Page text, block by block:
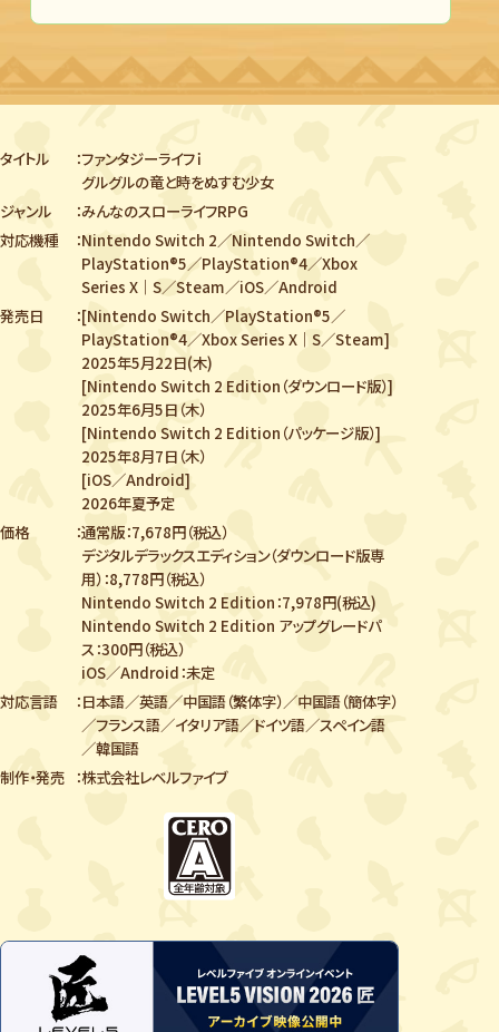
タイトル
ファンタジーライフｉ
グルグルの竜と時をぬすむ少女
ジャンル
みんなのスローライフRPG
対応機種
Nintendo Switch 2／Nintendo Switch／
PlayStation®5／PlayStation®4／Xbox
Series X｜S／Steam／iOS／Android
発売日
[Nintendo Switch／PlayStation®5／
PlayStation®4／Xbox Series X｜S／Steam]
2025年5月22日(木)
[Nintendo Switch 2 Edition（ダウンロード版）]
2025年6月5日（木）
[Nintendo Switch 2 Edition（パッケージ版）]
2025年8月7日（木）
[iOS／Android]
2026年夏予定
価格
通常版：7,678円（税込）
デジタルデラックスエディション（ダウンロード版専
用）：8,778円（税込）
Nintendo Switch 2 Edition：7,978円(税込)
Nintendo Switch 2 Edition アップグレードパ
ス：300円（税込）
iOS／Android：未定
対応言語
日本語／英語／中国語（繁体字）／中国語（簡体字）
／フランス語／イタリア語／ドイツ語／スペイン語
／韓国語
制作・発売
株式会社レベルファイブ